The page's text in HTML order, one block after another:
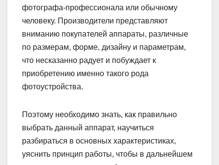
фотографа-профессионала или обычному
человеку. Производители представляют
вниманию покупателей аппараты, различные
по размерам, форме, дизайну и параметрам,
что несказанно радует и побуждает к
приобретению именно такого рода
фотоустройства.
Поэтому необходимо знать, как правильно
выбрать данный аппарат, научиться
разбираться в основных характеристиках,
уяснить принцип работы, чтобы в дальнейшем